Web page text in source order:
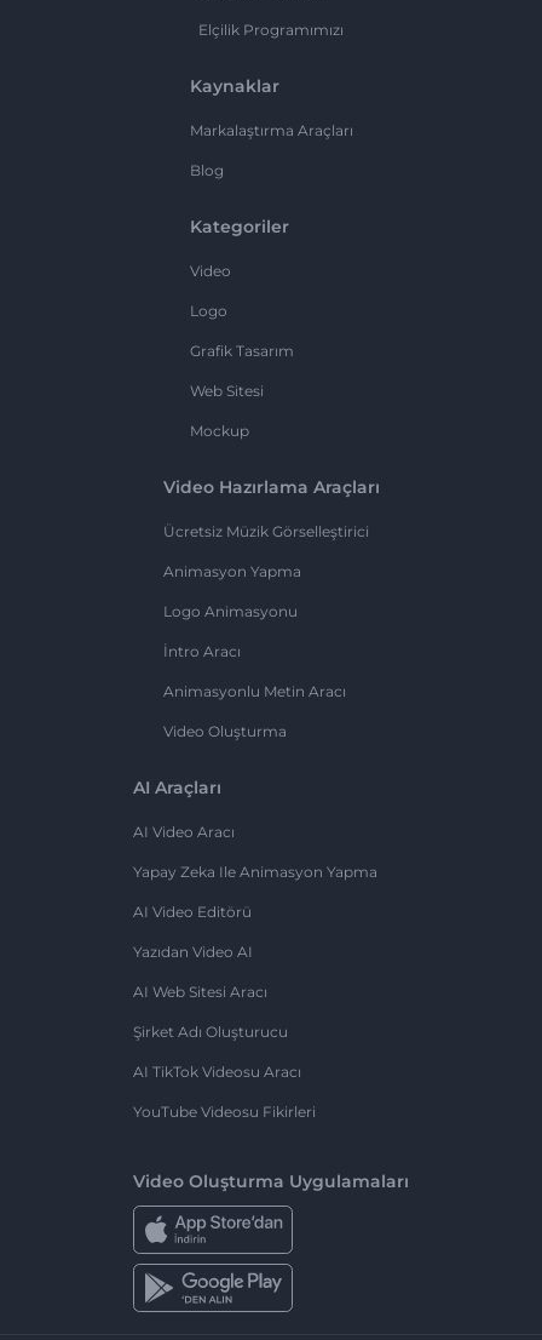
Elçilik Programımızı
Kaynaklar
Markalaştırma Araçları
Blog
Kategoriler
Video
Logo
Grafik Tasarım
Web Sitesi
Mockup
Video Hazırlama Araçları
Ücretsiz Müzik Görselleştirici
Animasyon Yapma
Logo Animasyonu
İntro Aracı
Animasyonlu Metin Aracı
Video Oluşturma
AI Araçları
AI Video Aracı
Yapay Zeka Ile Animasyon Yapma
AI Video Editörü
Yazıdan Video AI
AI Web Sitesi Aracı
Şirket Adı Oluşturucu
AI TikTok Videosu Aracı
YouTube Videosu Fikirleri
Video Oluşturma Uygulamaları